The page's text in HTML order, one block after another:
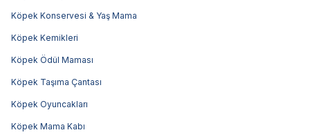
Köpek Konservesi & Yaş Mama
Köpek Kemikleri
Köpek Ödül Maması
Köpek Taşıma Çantası
Köpek Oyuncakları
Köpek Mama Kabı